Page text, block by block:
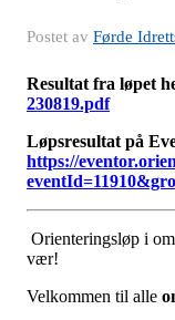
Postet av Førde
Resultat fra løpet
230819.pdf
Løpsresultat på
https://
Orienteringsløp i
vær!
Velkommen til alle